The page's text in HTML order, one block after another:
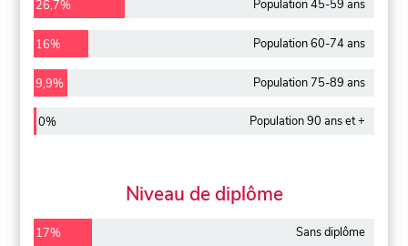
26,7% Population 45-59 ans
16% Population 60-74 ans
9,9% Population 75-89 ans
0% Population 90 ans et +
Niveau de diplôme
17% Sans diplôme